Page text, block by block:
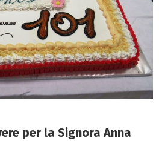
per la Signora Anna